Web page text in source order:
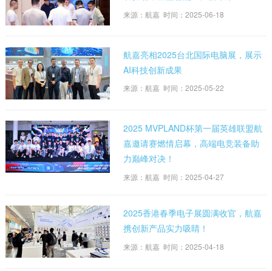
来源：航嘉 时间：2025-06-18
航嘉亮相2025台北国际电脑展，展示
AI科技创新成果
来源：航嘉 时间：2025-05-22
2025 MVPLAND杯第一届英雄联盟航
嘉邀请赛燃情启幕，高端电竞装备助
力巅峰对决！
来源：航嘉 时间：2025-04-27
2025香港春季电子展圆满收官，航嘉
携创新产品实力吸睛！
来源：航嘉 时间：2025-04-18